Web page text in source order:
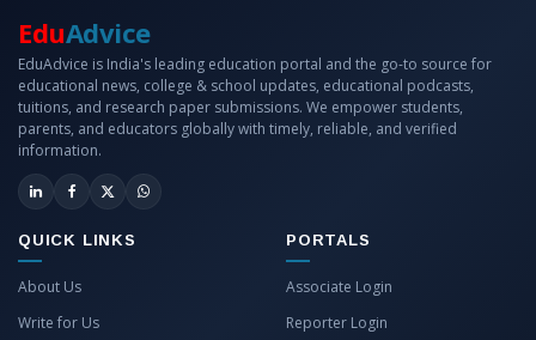
EduAdvice
EduAdvice is India's leading education portal and the go-to source for
educational news, college & school updates, educational podcasts,
tuitions, and research paper submissions. We empower students,
parents, and educators globally with timely, reliable, and verified
information.
QUICK LINKS
About Us
Write for Us
PORTALS
Associate Login
Reporter Login